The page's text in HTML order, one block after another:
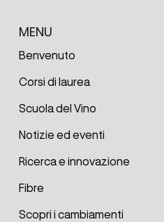
MENU
Benvenuto
Corsi di laurea
Scuola del Vino
Notizie ed eventi
Ricerca e innovazione
Fibre
Scopri i cambiamenti